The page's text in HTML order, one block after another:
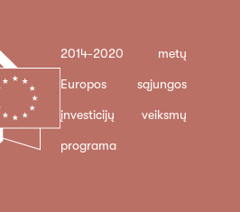
2014-2020 metų
Europos sąjungos
įnvesticijų veiksmų
programa